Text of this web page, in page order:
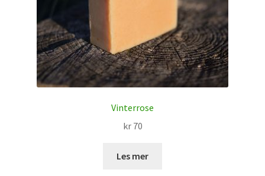
Vinterrose
kr70
Les mer